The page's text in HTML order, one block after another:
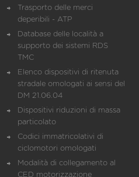
Trasporto delle merci
deperibili - ATP
Database delle località a
supporto dei sistemi RDS
TMC
Elenco dispositivi di ritenuta
stradale omologati ai sensi del
DM 21.06.04
Dispositivi riduzioni di massa
particolato
Codici immatricolativi di
ciclomotori omologati
Modalità di collegamento al
CED motorizzazione